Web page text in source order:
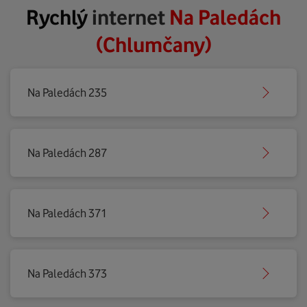
Rychlýinternet Na Paledách
(Chlumčany)
Na Paledách 235
Na Paledách 287
Na Paledách 371
Na Paledách 373